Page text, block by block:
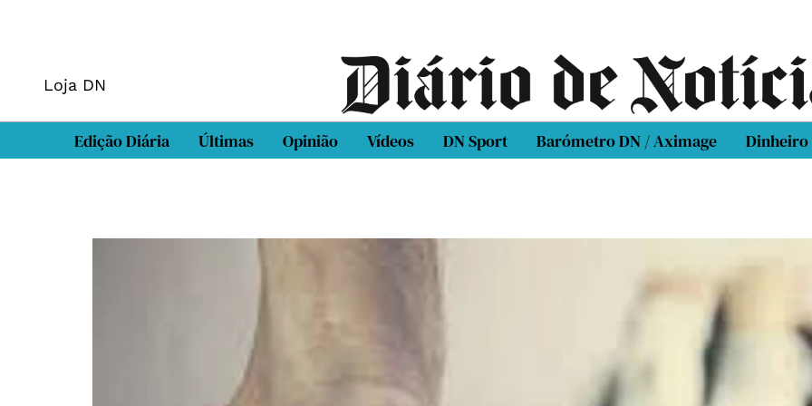
Loja DN
Edição Diária Últimas Opinião Vídeos DN Sport Barómetro DN / Aximage Dinheiro